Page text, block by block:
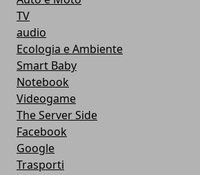
TV
audio
Ecologia e Ambiente
Smart Baby
Notebook
Videogame
The Server Side
Facebook
Google
Trasporti